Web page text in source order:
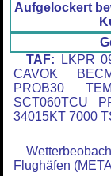
Aufgelockert
TAF: LKPR
CAVOK
PROB30
SCT060TCU
34015KT 7000
Flughäfen